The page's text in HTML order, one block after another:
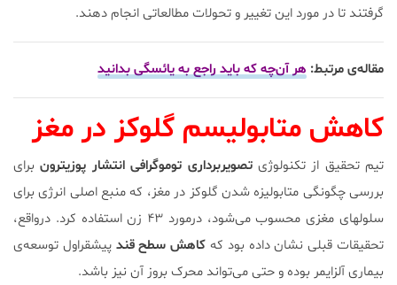
گرفتند تا در مورد این تغییر و تحولات مطالعاتی انجام دهند.
مقاله‌ی مرتبط: هر آن‌چه که باید راجع به یائسگی بدانید
کاهش متابولیسم گلوکز در مغز
تیم تحقیق از تکنولوژیتصویربرداری توموگرافی انتشار پوزیترونبرای
بررسی چگونگی متابولیزه شدن گلوکز در مغز، که منبع اصلی انرژی برای
سلول‎های مغزی محسوب می‌شود، درمورد ۴۳ زن استفاده کرد. درواقع،
تحقیقات قبلی نشان داده بود که کاهش سطح قند پیشقراول توسعه‌ی
بیماری آلزایمر بوده و حتی می‌‏تواند محرک بروز آن نیز باشد.